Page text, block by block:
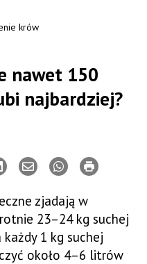
krów
nawet 150
najbardziej?
zjadają w
23–24 kg suchej
1 kg suchej
około 4–6 litrów